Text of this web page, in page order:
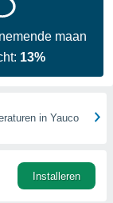
maan
13%
in Yauco
Installeren